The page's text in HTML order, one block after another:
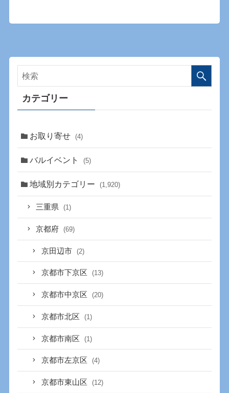
カテゴリー
お取り寄せ (4)
バルイベント (5)
地域別カテゴリー (1,920)
三重県 (1)
京都府 (69)
京田辺市 (2)
京都市下京区 (13)
京都市中京区 (20)
京都市北区 (1)
京都市南区 (1)
京都市左京区 (4)
京都市東山区 (12)